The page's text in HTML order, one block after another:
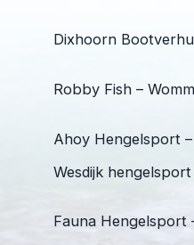
Dixhoorn
Robby Fish –
Ahoy Hengelsport
Wesdijk
Fauna Hengelsport